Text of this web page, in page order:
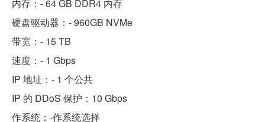
内存：- 64 GB DDR4 内存
硬盘驱动器：- 960GB NVMe
带宽：- 15 TB
速度：- 1 Gbps
IP 地址：- 1 个公共
IP 的 DDoS 保护：10 Gbps
作系统：-作系统选择